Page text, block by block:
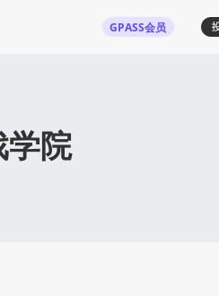
GPASS会员
学院